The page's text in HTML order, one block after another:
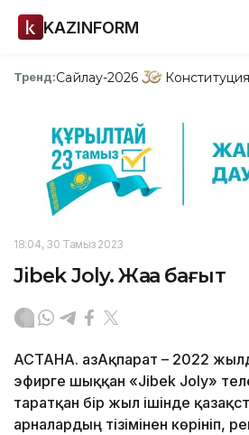
KAZINFORM
Тренд:Сайлау-2026
18:04, 30 Тамыз 2023
Jibek Joly. Жаңа бағыт
АСТАНА. ҚазАқпарат – 2022
эфирге шыққан «Jibek Joly»
таратқан бір жыл ішінде
арналардың тізімінен көрініп,